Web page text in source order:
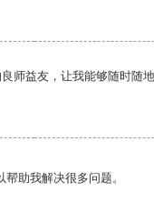
师益友，让我能够随时随
助我解决很多问题。